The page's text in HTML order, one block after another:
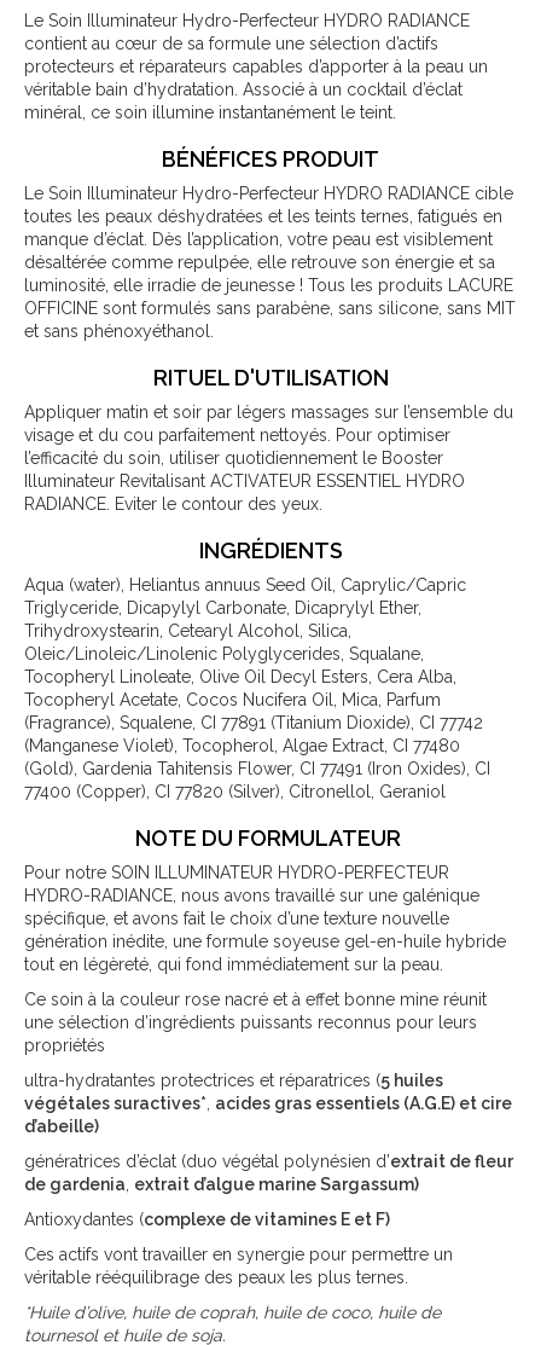
Le Soin Illuminateur Hydro-Perfecteur HYDRO RADIANCE
contient au cœur de sa formule une sélection d’actifs
protecteurs et réparateurs capables d’apporter à la peau un
véritable bain d’hydratation. Associé à un cocktail d’éclat
minéral, ce soin illumine instantanément le teint.
BÉNÉFICES PRODUIT
Le Soin Illuminateur Hydro-Perfecteur HYDRO RADIANCE cible
toutes les peaux déshydratées et les teints ternes, fatigués en
manque d’éclat. Dès l’application, votre peau est visiblement
désaltérée comme repulpée, elle retrouve son énergie et sa
luminosité, elle irradie de jeunesse ! Tous les produits LACURE
OFFICINE sont formulés sans parabène, sans silicone, sans MIT
et sans phénoxyéthanol.
RITUEL D'UTILISATION
Appliquer matin et soir par légers massages sur l’ensemble du
visage et du cou parfaitement nettoyés. Pour optimiser
l’efficacité du soin, utiliser quotidiennement le Booster
Illuminateur Revitalisant ACTIVATEUR ESSENTIEL HYDRO
RADIANCE. Eviter le contour des yeux.
INGRÉDIENTS
Aqua (water), Heliantus annuus Seed Oil, Caprylic/Capric
Triglyceride, Dicapylyl Carbonate, Dicaprylyl Ether,
Trihydroxystearin, Cetearyl Alcohol, Silica,
Oleic/Linoleic/Linolenic Polyglycerides, Squalane,
Tocopheryl Linoleate, Olive Oil Decyl Esters, Cera Alba,
Tocopheryl Acetate, Cocos Nucifera Oil, Mica, Parfum
(Fragrance), Squalene, CI 77891 (Titanium Dioxide), CI 77742
(Manganese Violet), Tocopherol, Algae Extract, CI 77480
(Gold), Gardenia Tahitensis Flower, CI 77491 (Iron Oxides), CI
77400 (Copper), CI 77820 (Silver), Citronellol, Geraniol
NOTE DU FORMULATEUR
Pour notre SOIN ILLUMINATEUR HYDRO-PERFECTEUR
HYDRO-RADIANCE, nous avons travaillé sur une galénique
spécifique, et avons fait le choix d’une texture nouvelle
génération inédite, une formule soyeuse gel-en-huile hybride
tout en légèreté, qui fond immédiatement sur la peau.
Ce soin à la couleur rose nacré et à effet bonne mine réunit
une sélection d’ingrédients puissants reconnus pour leurs
propriétés
ultra-hydratantes protectrices et réparatrices (5 huiles
végétales suractives* acides gras essentiels (A.G.E) et cire
d’abeille)
génératrices d’éclat (duo végétal polynésien d’extrait de fleur
de gardenia extrait d’algue marine Sargassum)
Antioxydantes (complexe de vitamines E et F)
Ces actifs vont travailler en synergie pour permettre un
véritable rééquilibrage des peaux les plus ternes.
*Huile d’olive, huile de coprah, huile de coco, huile de
tournesol et huile de soja.